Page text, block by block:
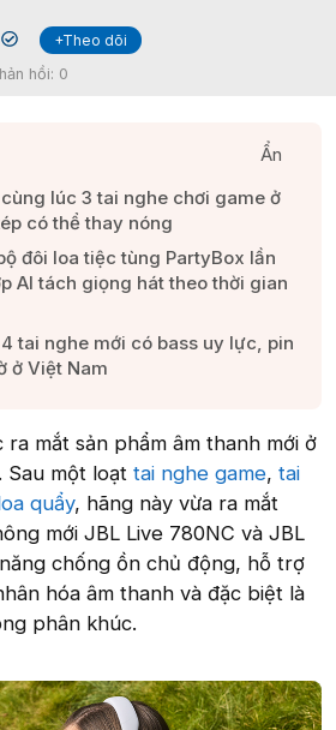
✔
+Theo dõi
hồi: 0
Ẩn
lúc 3 tai nghe chơi game ở
có thể thay nóng​
đôi loa tiệc tùng PartyBox lần
AI tách giọng hát theo thời gian
tai nghe mới có bass uy lực, pin
ở Việt Nam​
mắt sản phẩm âm thanh mới ở
Sau một loạt tai nghe game, tai
quẩy, hãng này vừa ra mắt
mới JBL Live 780NC và JBL
chống ồn chủ động, hỗ trợ
hóa âm thanh và đặc biệt là
phân khúc.